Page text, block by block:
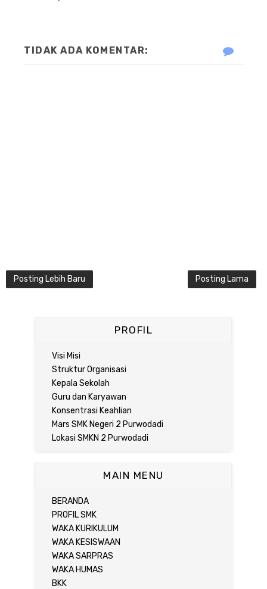
TIDAK ADA KOMENTAR:
Posting Lebih Baru Posting Lama
PROFIL
Visi Misi
Struktur Organisasi
Kepala Sekolah
Guru dan Karyawan
Konsentrasi Keahlian
Mars SMK Negeri 2 Purwodadi
Lokasi SMKN 2 Purwodadi
MAIN MENU
BERANDA
PROFIL SMK
WAKA KURIKULUM
WAKA KESISWAAN
WAKA SARPRAS
WAKA HUMAS
BKK